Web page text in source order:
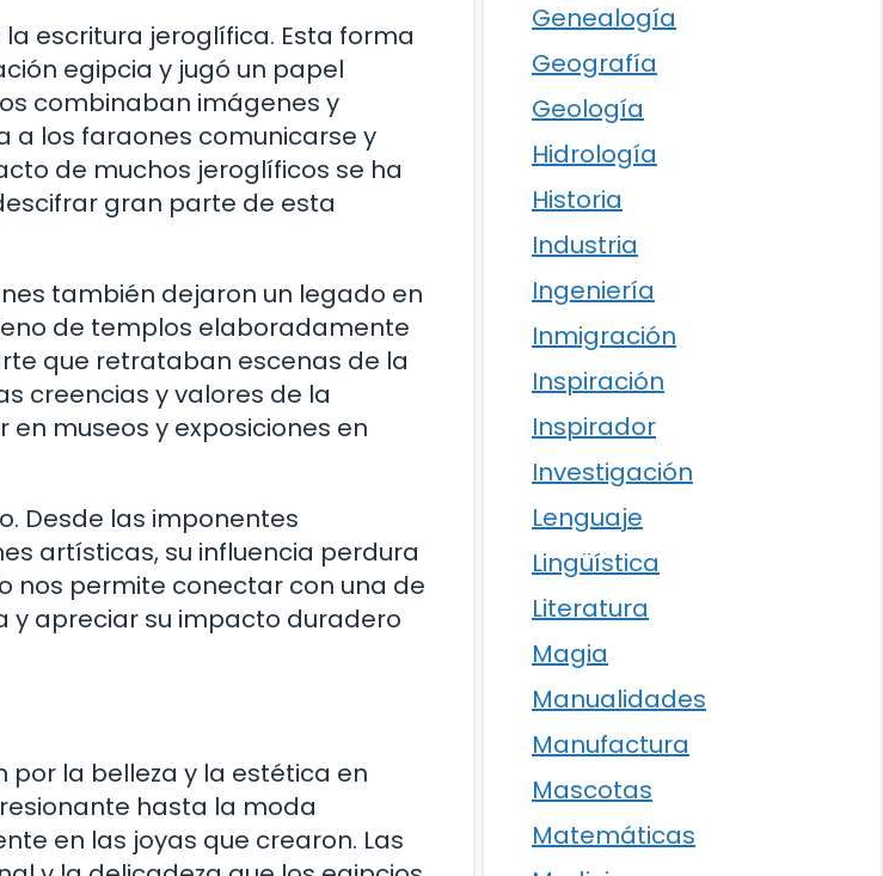
escritura jeroglífica. Esta forma
egipcia y jugó un papel
combinaban imágenes y
a los faraones comunicarse y
de muchos jeroglíficos se ha
gran parte de esta
también dejaron un legado en
de templos elaboradamente
que retrataban escenas de la
creencias y valores de la
museos y exposiciones en
Desde las imponentes
artísticas, su influencia perdura
nos permite conectar con una de
y apreciar su impacto duradero
por la belleza y la estética en
hasta la moda
en las joyas que crearon. Las
Genealogía
Geografía
Geología
Hidrología
Historia
Industria
Ingeniería
Inmigración
Inspiración
Inspirador
Investigación
Lenguaje
Lingüística
Literatura
Magia
Manualidades
Manufactura
Mascotas
Matemáticas